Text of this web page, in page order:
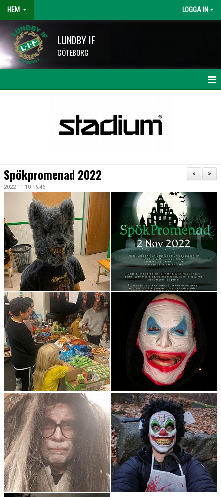
HEM LOGGA IN
LUNDBY IF
GÖTEBORG
HISINGSCUPEN
KLUBBSHOP
FÖRENINGSAKTIVITETER
OM KLUBBEN
SAMARBETSPARTNERS
KONTAKT
>
<
Spökpromenad 2022
2022-11-10 16:46